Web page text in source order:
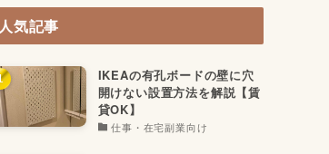
人気記事
IKEAの有孔ボードの壁に穴
開けない設置方法を解説【賃
貸OK】
仕事・在宅副業向け